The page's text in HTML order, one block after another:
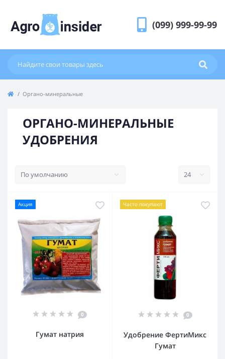
(099) 999-99-99
Органо-минеральные
ОРГАНО-МИНЕРАЛЬНЫЕ
УДОБРЕНИЯ
Акция
0
Гумат натрия
Часто покупают
0
Удобрение ФертиМикс
Гумат